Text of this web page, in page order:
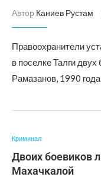
Автор Каниев Рустам
Правоохранители
в поселке Талги
Рамазанов, 1990
Криминал
Двоих боевиков
Махачкалой